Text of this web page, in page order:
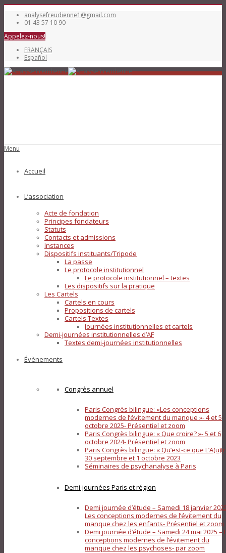
analysefreudienne1@gmail.com
01 43 57 10 90
Appelez-nous!
FRANÇAIS
Español
Menu
Accueil
L’association
Acte de fondation
Principes fondateurs
Statuts
Contacts et admissions
Instances
Dispositifs instituants/Tripode
La passe
Le protocole institutionnel
Le protocole institutionnel – textes
Les dispositifs sur la pratique
Les Cartels
Cartels en cours
Propositions de cartels
Cartels Textes
Journées institutionnelles et cartels
Demi-journées institutionnelles d’AF
Textes demi-journées institutionnelles
Évènements
Congrès annuel
Paris Congrès bilingue: «Les conceptions
modernes de l’évitement du manque »- 4 et 5
octobre 2025- Présentiel et zoom
Paris Congrès bilingue: « Que croire? »- 5 et 6
octobre 2024- Présentiel et zoom
Paris Congrès bilingue: « Qu’est-ce que
30 septembre et 1 octobre 2023
Séminaires de psychanalyse à Paris
Demi-journées Paris et région
Demi journée d’étude – Samedi 18 janvier
Les conceptions modernes de l’évitement du
manque chez les enfants- Présentiel et zoom
Demi journée d’étude – Samedi 24 mai 2025 –
conceptions modernes de l’évitement du
manque chez les psychoses- par zoom